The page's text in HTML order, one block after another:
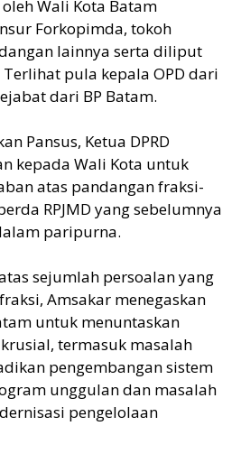
Wali Kota Batam
Forkopimda, tokoh
lainnya serta diliput
pula kepala OPD dari
dari BP Batam.
Pansus, Ketua DPRD
kepada Wali Kota untuk
atas pandangan fraksi-
RPJMD yang sebelumnya
paripurna.
sejumlah persoalan yang
Amsakar menegaskan
untuk menuntaskan
termasuk masalah
pengembangan sistem
unggulan dan masalah
pengelolaan